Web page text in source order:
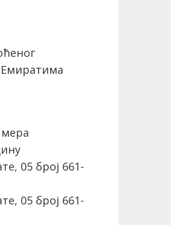
05 број 661-
05 број 661-